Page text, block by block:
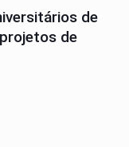
de
de